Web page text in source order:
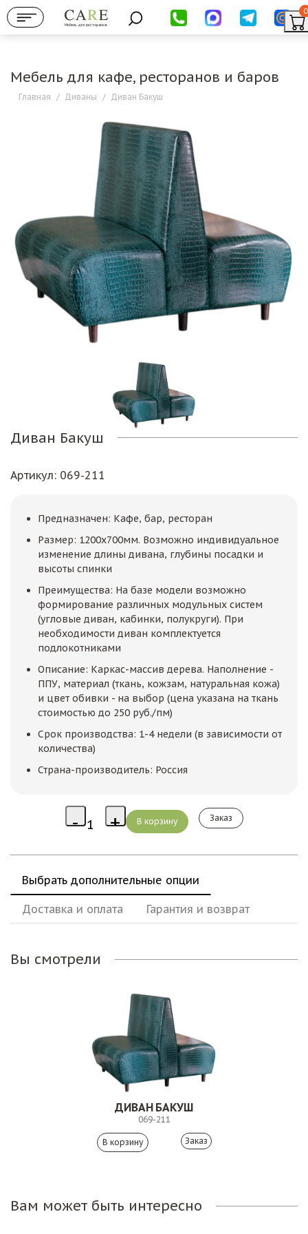
Мебель для ресторанов
0
Мебель для кафе, ресторанов и баров
Главная / Диваны / Диван Бакуш
Диван Бакуш
Артикул: 069-211
Предназначен: Кафе, бар, ресторан
Размер: 1200х700мм. Возможно индивидуальное
изменение длины дивана, глубины посадки и
высоты спинки
Преимущества: На базе модели возможно
формирование различных модульных систем
(угловые диван, кабинки, полукруги). При
необходимости диван комплектуется
подлокотниками
Описание: Каркас-массив дерева. Наполнение -
ППУ, материал (ткань, кожзам, натуральная кожа)
и цвет обивки - на выбор (цена указана на ткань
стоимостью до 250 руб./пм)
Срок производства: 1-4 недели (в зависимости от
количества)
Страна-производитель: Россия
Заказ
Выбрать дополнительные опции
Доставка и оплата Гарантия и возврат
Вы смотрели
ДИВАН БАКУШ
069-211
Заказ
Вам может быть интересно